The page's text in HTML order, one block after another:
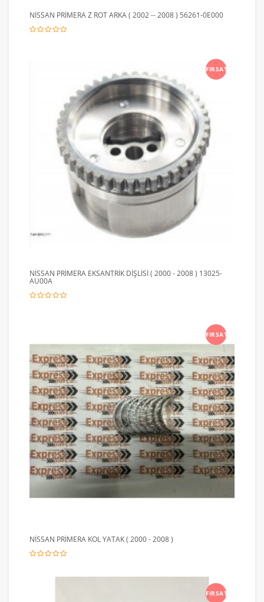
NİSSAN PRİMERA Z ROT ARKA ( 2002 -- 2008 ) 56261-0E000
FIRSAT
NİSSAN PRİMERA EKSANTRİK DİŞLİSİ ( 2000 - 2008 ) 13025-
AU00A
FIRSAT
NİSSAN PRİMERA KOL YATAK ( 2000 - 2008 )
FIRSAT